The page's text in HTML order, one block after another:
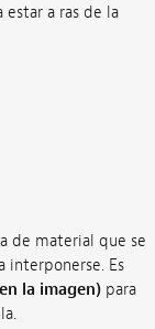
a ras de la
de material que se
interponerse. Es
la imagen)para